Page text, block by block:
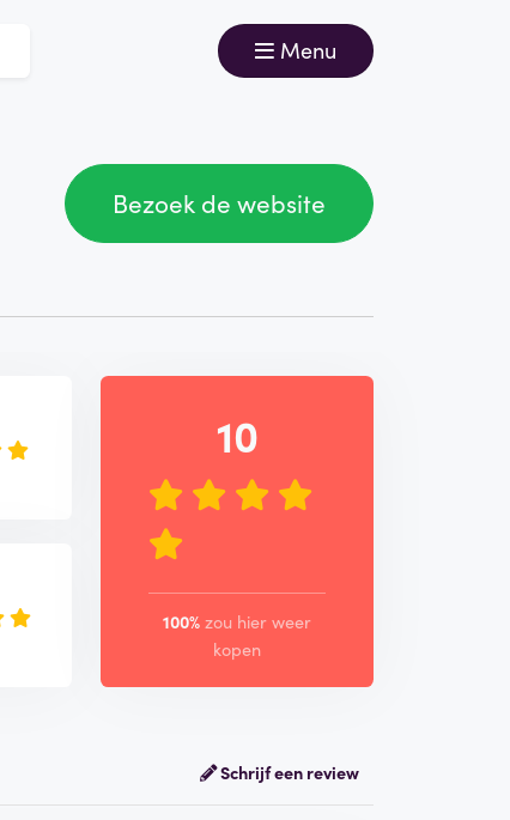
Menu
Bezoek de website
10
100% zou hier weer
kopen
Schrijf een review